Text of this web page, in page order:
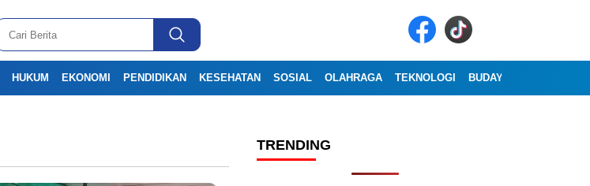
HUKUM EKONOMI PENDIDIKAN KESEHATAN SOSIAL OLAHRAGA TEKNOLOGI BUDAYA
TRENDING